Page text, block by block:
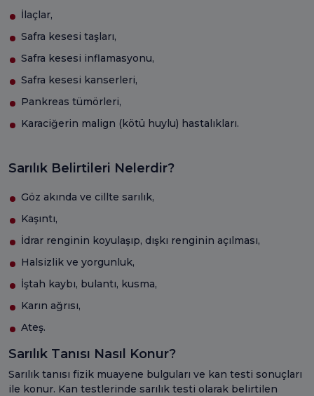
İlaçlar,
Safra kesesi taşları,
Safra kesesi inflamasyonu,
Safra kesesi kanserleri,
Pankreas tümörleri,
Karaciğerin malign (kötü huylu) hastalıkları.
Sarılık Belirtileri Nelerdir?
Göz akında ve cillte sarılık,
Kaşıntı,
İdrar renginin koyulaşıp, dışkı renginin açılması,
Halsizlik ve yorgunluk,
İştah kaybı, bulantı, kusma,
Karın ağrısı,
Ateş.
Sarılık Tanısı Nasıl Konur?
Sarılık tanısı fizik muayene bulguları ve kan testi sonuçları
ile konur. Kan testlerinde sarılık testi olarak belirtilen